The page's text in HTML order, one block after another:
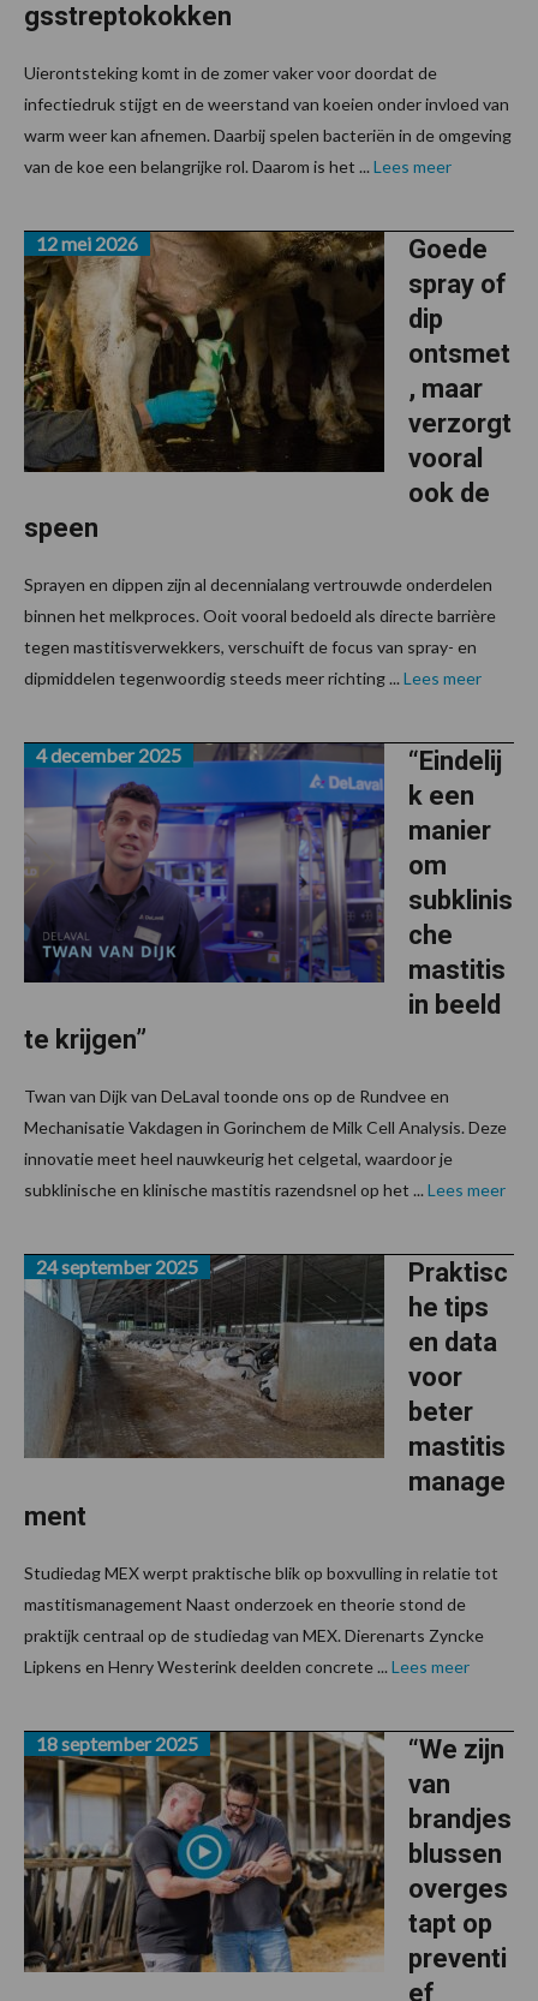
gsstreptokokken
Uierontsteking komt in de zomer vaker voor doordat de
infectiedruk stijgt en de weerstand van koeien onder invloed van
warm weer kan afnemen. Daarbij spelen bacteriën in de omgeving
van de koe een belangrijke rol. Daarom is het ... Lees meer
Goede
spray of
dip
ontsmet
, maar
verzorgt
vooral
ook de
speen
12 mei 2026
Sprayen en dippen zijn al decennialang vertrouwde onderdelen
binnen het melkproces. Ooit vooral bedoeld als directe barrière
tegen mastitisverwekkers, verschuift de focus van spray- en
dipmiddelen tegenwoordig steeds meer richting ... Lees meer
“Eindelij
k een
manier
om
subklinis
che
mastitis
in beeld
te krijgen”
4 december 2025
Twan van Dijk van DeLaval toonde ons op de Rundvee en
Mechanisatie Vakdagen in Gorinchem de Milk Cell Analysis. Deze
innovatie meet heel nauwkeurig het celgetal, waardoor je
subklinische en klinische mastitis razendsnel op het ... Lees meer
Praktisc
he tips
en data
voor
beter
mastitis
manage
ment
24 september 2025
Studiedag MEX werpt praktische blik op boxvulling in relatie tot
mastitismanagement Naast onderzoek en theorie stond de
praktijk centraal op de studiedag van MEX. Dierenarts Zyncke
Lipkens en Henry Westerink deelden concrete ... Lees meer
“We zijn
van
brandjes
blussen
overges
tapt op
preventi
ef
18 september 2025